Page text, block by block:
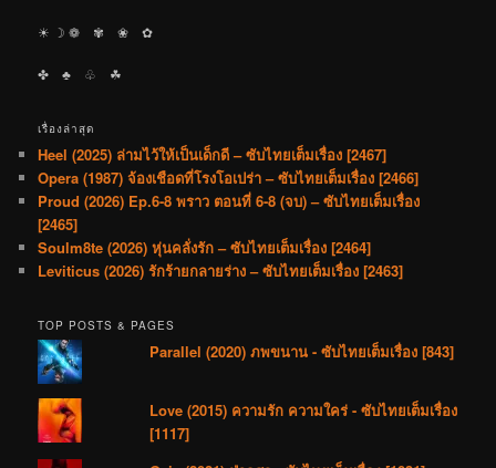
☀︎ ☽ ❁ ✾ ❀ ✿
✤ ♣︎ ♧ ☘︎
เรื่องล่าสุด
Heel (2025) ล่ามไว้ให้เป็นเด็กดี – ซับไทยเต็มเรื่อง [2467]
Opera (1987) จ้องเชือดที่โรงโอเปร่า – ซับไทยเต็มเรื่อง [2466]
Proud (2026) Ep.6-8 พราว ตอนที่ 6-8 (จบ) – ซับไทยเต็มเรื่อง
[2465]
Soulm8te (2026) หุ่นคลั่งรัก – ซับไทยเต็มเรื่อง [2464]
Leviticus (2026) รักร้ายกลายร่าง – ซับไทยเต็มเรื่อง [2463]
TOP POSTS & PAGES
Parallel (2020) ภพขนาน - ซับไทยเต็มเรื่อง [843]
Love (2015) ความรัก ความใคร่ - ซับไทยเต็มเรื่อง
[1117]